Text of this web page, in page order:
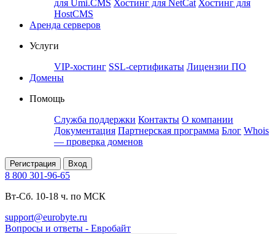
для Umi.CMS Хостинг для NetCat Хостинг для
HostCMS
Аренда серверов
Услуги
VIP-хостинг SSL-сертификаты Лицензии ПО
Домены
Помощь
Служба поддержки Контакты О компании
Документация Партнерская программа Блог Whois
— проверка доменов
Регистрация Вход
8 800 301-96-65
Вт-Сб. 10-18 ч. по МСК
support@eurobyte.ru
Вопросы и ответы - Евробайт